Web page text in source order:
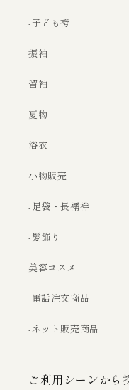
-子ども袴
振袖
留袖
夏物
浴衣
小物販売
-足袋・長襦袢
-髪飾り
美容コスメ
-電話注文商品
-ネット販売商品
ご利用シーンから